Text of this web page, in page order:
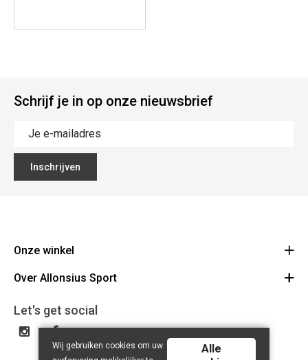
Schrijf je in op onze nieuwsbrief
Inschrijven
Onze winkel
Allonsius Sport
Route
Tel 02 356 46 46
BE0423.241.484
Over Allonsius Sport
Over ons
Onze merken
Cancel order
Let's get social
Wij gebruiken cookies om uw
Alle